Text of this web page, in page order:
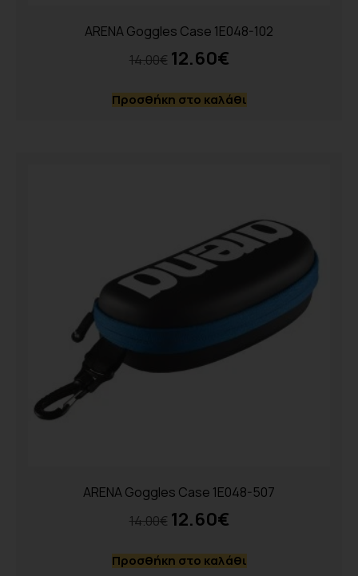
ARENA Goggles Case 1E048-102
14.00€ 12.60€
Προσθήκη στο καλάθι
ARENA Goggles Case 1E048-507
14.00€ 12.60€
Προσθήκη στο καλάθι